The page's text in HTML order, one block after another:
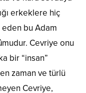
erkeklere hiç
eden bu Adam
Cevriye onu
bir “insan”
zaman ve türlü
Cevriye,